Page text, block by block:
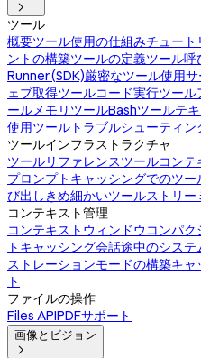

ツール
概要ツール使用の仕組みチュート
ントの構築ツールの定義ツール呼
Runner(SDK)厳密なツール使用サ
ェブ取得ツールコード実行ツール
ールメモリツールBashツールテ
使用ツール トラブルシューティン
ツールインフラストラクチャ
ツールリファレンスツールコンテ
プロンプトキャッシングでのツー
び出し きめ細かいツールストリー
コンテキスト管理
コンテキストウィンドウ コンパク
トキャッシング会話途中のシステ
ストレーションモードの構築キャ
ト
ファイルの操作
Files APIPDFサポート
画像とビジョン
